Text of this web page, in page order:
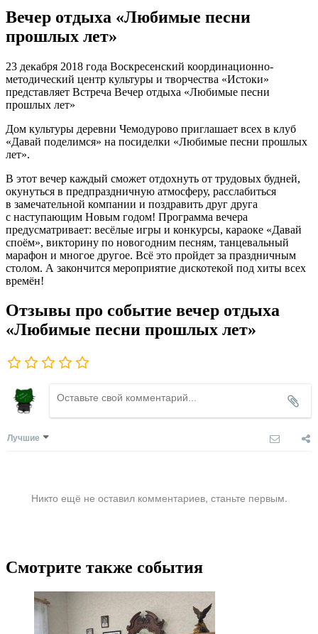
Вечер отдыха «Любимые песни
прошлых лет»
23 декабря 2018 года Воскресенский координационно-
методический центр культуры и творчества «Истоки»
представляет Встреча Вечер отдыха «Любимые песни
прошлых лет»
Дом культуры деревни Чемодурово приглашает всех в клуб
«Давай поделимся» на посиделки «Любимые песни прошлых
лет».
В этот вечер каждый сможет отдохнуть от трудовых будней,
окунуться в предпраздничную атмосферу, расслабиться
в замечательной компании и поздравить друг друга
с наступающим Новым годом! Программа вечера
предусматривает: весёлые игры и конкурсы, караоке «Давай
споём», викторину по новогодним песням, танцевальный
марафон и многое другое. Всё это пройдет за праздничным
столом. А закончится мероприятие дискотекой под хиты всех
времён!
Отзывы про событие вечер отдыха
«Любимые песни прошлых лет»
Лучшие
Никто ещё не оставил комментариев, станьте первым.
Смотрите также события